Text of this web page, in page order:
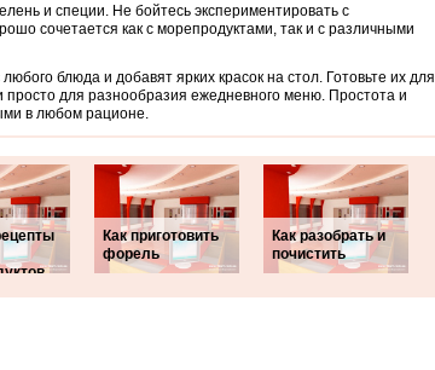
и специи. Не бойтесь экспериментировать с
сочетается как с морепродуктами, так и с различными
блюда и добавят ярких красок на стол. Готовьте их для
просто для разнообразия ежедневного меню. Простота и
в любом рационе.
Как приготовить
форель
Как разобрать и
почистить